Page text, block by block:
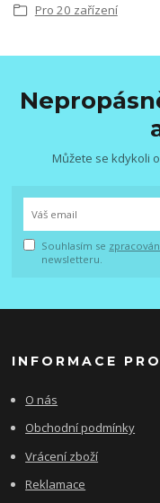
Pro 20 zařízení
Můžete se kdykoli
Souhlasím se
newsletteru.
INFORMACE
O nás
Obchodní podmínky
Vrácení zboží
Reklamace